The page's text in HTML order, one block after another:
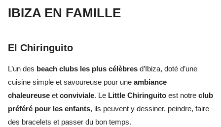
IBIZA EN FAMILLE
El Chiringuito
L’un des beach clubs les plus célèbres d’Ibiza, doté d’une
cuisine simple et savoureuse pour une ambiance
chaleureuse et conviviale. Le Little Chiringuito est notre club
préféré pour les enfants, ils peuvent y dessiner, peindre, faire
des bracelets et passer du bon temps.